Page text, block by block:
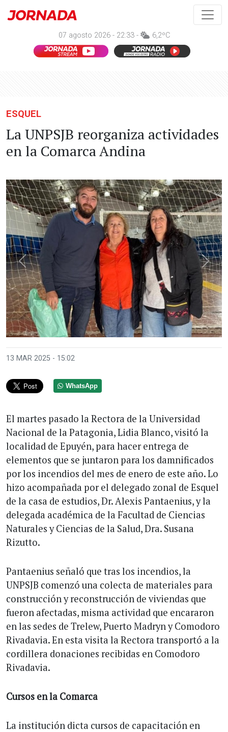
07 agosto 2026 - 22:33 - 6,2ºC
ESQUEL
La UNPSJB reorganiza actividades
en la Comarca Andina
Anterior
13 MAR 2025 - 15:02
WhatsApp
El martes pasado la Rectora de la Universidad
Nacional de la Patagonia, Lidia Blanco, visitó la
localidad de Epuyén, para hacer entrega de
elementos que se juntaron para los damnificados
por los incendios del mes de enero de este año. Lo
hizo acompañada por el delegado zonal de Esquel
de la casa de estudios, Dr. Alexis Pantaenius, y la
delegada académica de la Facultad de Ciencias
Naturales y Ciencias de la Salud, Dra. Susana
Rizutto.
Pantaenius señaló que tras los incendios, la
UNPSJB comenzó una colecta de materiales para
construcción y reconstrucción de viviendas que
fueron afectadas, misma actividad que encararon
en las sedes de Trelew, Puerto Madryn y Comodoro
Rivadavia. En esta visita la Rectora transportó a la
cordillera donaciones recibidas en Comodoro
Rivadavia.
Cursos en la Comarca
La institución dicta cursos de capacitación en